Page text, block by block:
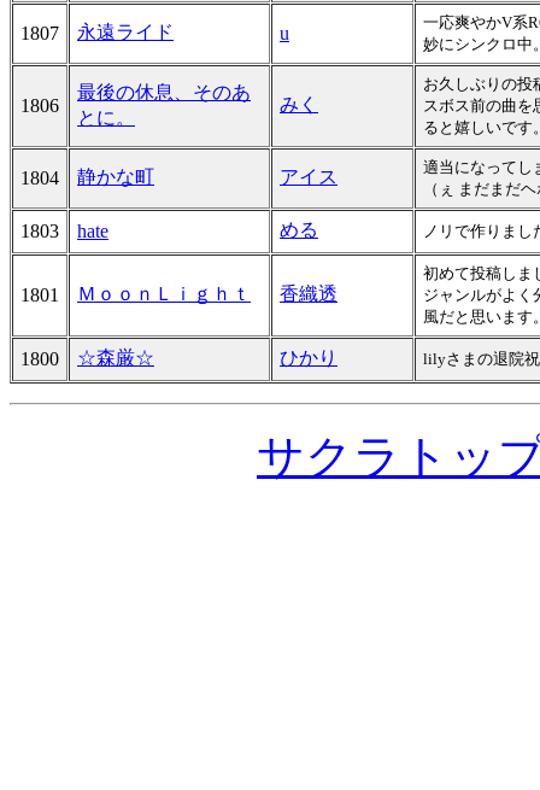
1807 永遠ライド u
一応爽やかV系
妙にシンクロ中
1806
最後の休息、そのあ
とに。
みく
お久しぶりの投
スボス前の曲を
ると嬉しいです
1804 静かな町 アイス
適当になってし
（ぇ まだまだ
1803 hate める ノリで作りま
1801 ＭｏｏｎＬｉｇｈｔ 香織透
初めて投稿しま
ジャンルがよく
風だと思います
1800 ☆森厳☆ ひかり lilyさまの退院
サクラトッ